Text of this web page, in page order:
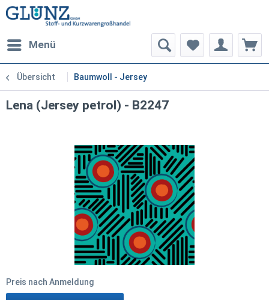
Menü
Übersicht Baumwoll - Jersey
Lena (Jersey petrol) - B2247
Preis nach Anmeldung